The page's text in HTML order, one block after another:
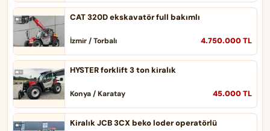
CAT 320D ekskavatör full bakımlı
4.750.000 TL
İzmir / Torbalı
HYSTER forklift 3 ton kiralık
45.000 TL
Konya / Karatay
Kiralık JCB 3CX beko loder operatörlü